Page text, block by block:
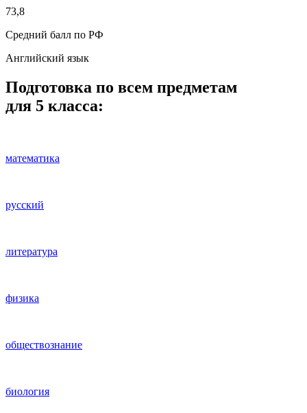
73,8
Средний балл по РФ
Английский язык
Подготовка по всем предметам
для 5 класса:
математика
русский
литература
физика
обществознание
биология